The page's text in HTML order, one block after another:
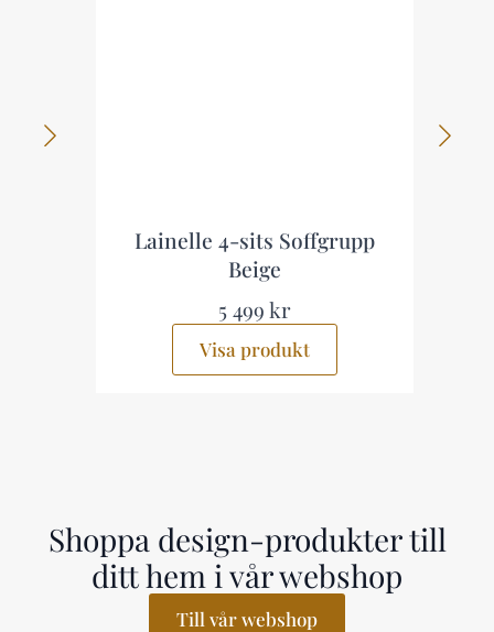
Lainelle 4-sits Soffgrupp
Beige
5 499 kr
Visa produkt
Shoppa design-produkter till
ditt hem i vår webshop
Till vår webshop